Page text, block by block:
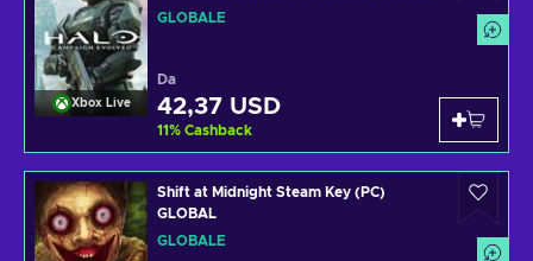
Xbox Live
Key GLOBAL
GLOBALE
Da
42,37 USD
11% Cashback
Shift at Midnight Steam Key (PC)
GLOBAL
GLOBALE